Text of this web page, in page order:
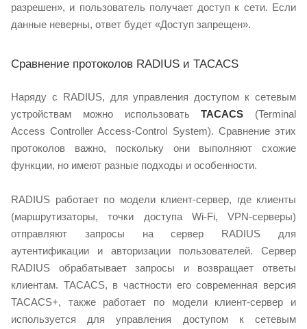
разрешен», и пользователь получает доступ к сети. Если
данные неверны, ответ будет «Доступ запрещен».
Сравнение протоколов RADIUS и TACACS
Наряду с RADIUS, для управления доступом к сетевым
устройствам можно использоватьTACACS (Terminal
Access Controller Access-Control System). Сравнение этих
протоколов важно, поскольку они выполняют схожие
функции, но имеют разные подходы и особенности.
RADIUS работает по модели клиент-сервер, где клиенты
(маршрутизаторы, точки доступа Wi-Fi, VPN-серверы)
отправляют запросы на сервер RADIUS для
аутентификации и авторизации пользователей. Сервер
RADIUS обрабатывает запросы и возвращает ответы
клиентам. TACACS, в частности его современная версия
TACACS+, также работает по модели клиент-сервер и
используется для управления доступом к сетевым